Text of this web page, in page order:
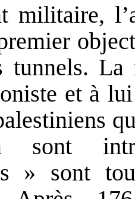
militaire,
tunnels. La
et à
sont
» sont